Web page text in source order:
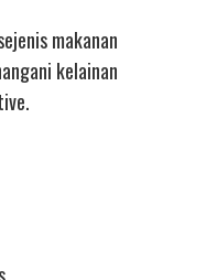
makanan
kelainan